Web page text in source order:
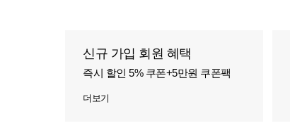
신규 가입 회원 혜택
즉시 할인 5% 쿠폰+5만원 쿠폰팩
더보기